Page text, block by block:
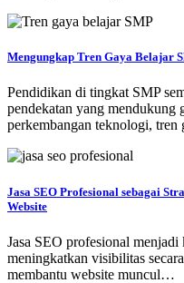
Mengungkap Tren Gaya Belajar
Pendidikan di tingkat SMP
pendekatan yang mendukung
perkembangan teknologi,
Jasa SEO Profesional sebagai
Website
Jasa SEO profesional
meningkatkan visibilitas
membantu website muncul…